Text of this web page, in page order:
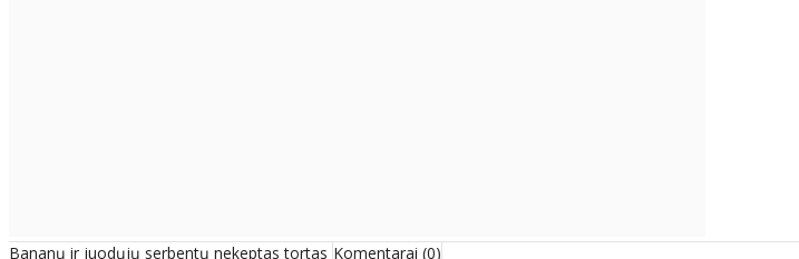
Bananų ir juodųjų serbentų nekeptas tortas Komentarai (0)